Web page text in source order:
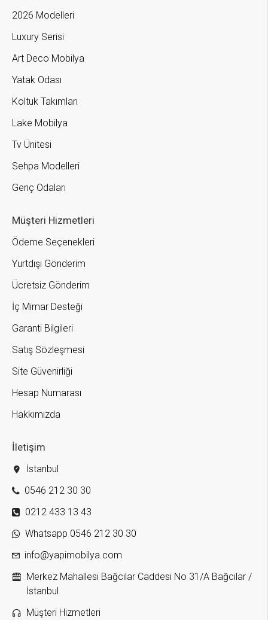
2026 Modelleri
Luxury Serisi
Art Deco Mobilya
Yatak Odası
Koltuk Takımları
Lake Mobilya
Tv Ünitesi
Sehpa Modelleri
Genç Odaları
Müşteri Hizmetleri
Ödeme Seçenekleri
Yurtdışı Gönderim
Ücretsiz Gönderim
İç Mimar Desteği
Garanti Bilgileri
Satış Sözleşmesi
Site Güvenirliği
Hesap Numarası
Hakkımızda
İletişim
İstanbul
0546 212 30 30
0212 433 13 43
Whatsapp 0546 212 30 30
info@yapimobilya.com
Merkez Mahallesi Bağcılar Caddesi No 31/A Bağcılar /
İstanbul
Müşteri Hizmetleri